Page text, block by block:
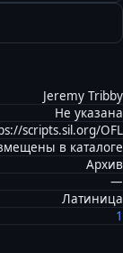
Jeremy Tribby
Не указана
scripts.sil.org/OFL
в каталоге
Архив
—
Латиница
1